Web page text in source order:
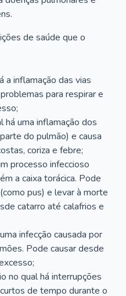
de saúde que o
a inflamação das vias
para respirar e
há uma inflamação dos
do pulmão) e causa
coriza e febre;
processo infeccioso
a caixa torácica. Pode
pus) e levar à morte
catarro até calafrios e
infecção causada por
Pode causar desde
no qual há interrupções
de tempo durante o